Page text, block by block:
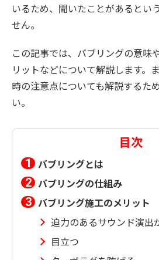
いるため、聞いたことがあるとい
せん。
この記事では、バブリングの意味
リットなどについて解説します。
時の注意点についても解説するた
い。
目次
バブリングとは
バブリングの仕組み
バブリング施工のメリット
迫力のあるサウンド演出
目立つ